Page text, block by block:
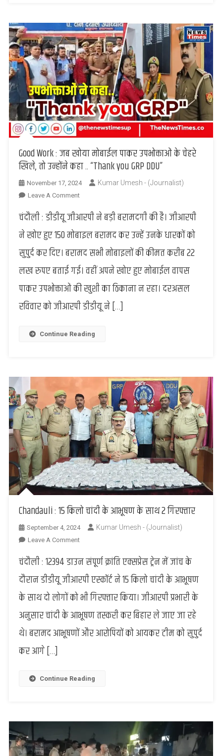
संदिग्ध
को
किया
गिरफ्तार
Good Work : जब खोया मोबाईल पाकर उपभोक्ताओं के चेहरे
खिले, तो उन्होंने कहा .. “Thank you GRP DDU”
November 17, 2024 Kumar Umesh - (Journalist)
Leave A CommentOn
Work
जब
खोया
पाकर
उपभोक्ताओं
चेहरे
तो
“Thank
GRP
DDU”
चंदौली : डीडीयू जीआरपी ने बड़ी बरामदगी की है। जीआरपी
ने खोए हुए 150 मोबाइल बरामद कर उन्हें उनके धारकों को
सुपुर्द कर दिए। बरामद सभी मोबाइलों की कीमत करीब 22
लख रुपए बताई गई। वहीं अपने खोए हुए मोबाईल वापस
पाकर उपभोक्ताओं की खुशी का ठिकाना न रहा। दरअसल
रविवार को जीआरपी डीडीयू ने […]
Continue Reading
Chandauli : 15 किलो चांदी के आभूषण के साथ 2 गिरफ्तार
September 4, 2024 Kumar Umesh - (Journalist)
Leave A CommentOn
:
15
किलो
चांदी
आभूषण
के
चंदौली : 12394 डाउन संपूर्ण क्रांति एक्सप्रेस ट्रेन में जांच के
दौरान डीडीयू जीआरपी एस्कॉर्ट ने 15 किलो चांदी के आभूषण
के साथ दो लोगों को भी गिरफ्तार किया। जीआरपी प्रभारी के
अनुसार चांदी के आभूषण तस्करी कर बिहार ले जाए जा रहे
थे। बरामद आभूषणों और आरोपियों को आयकर टीम को सुपुर्द
कर आगे […]
Continue Reading